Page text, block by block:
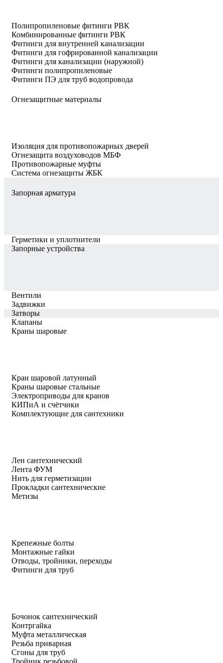
Полипропиленовые фитинги РВК
Комбинированные фитинги РВК
Фитинги для внутренней канализации
Фитинги для гофрированной канализации
Фитинги для канализации (наружной)
Фитинги полипропиленовые
Фитинги ПЭ для труб водопровода
Огнезащитные материалы
Изоляция для противопожарных дверей
Огнезащита воздуховодов МБФ
Противопожарные муфты
Система огнезащиты ЖБК
Запорная арматура
Герметики и уплотнители
Запорные устройства
Вентили
Задвижки
Затворы
Клапаны
Краны шаровые
Кран шаровой латунный
Краны шаровые стальные
Электроприводы для кранов
КИПиА и счётчики
Комплектующие для сантехники
Лен сантехнический
Лента ФУМ
Нить для герметизации
Прокладки сантехнические
Метизы
Крепежные болты
Монтажные гайки
Отводы, тройники, переходы
Фитинги для труб
Бочонок сантехнический
Контргайка
Муфта металлическая
Резьба приварная
Сгоны для труб
Тройник резьбовой